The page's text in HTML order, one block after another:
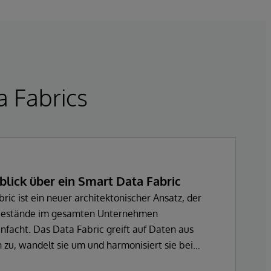
Fabrics
über ein Smart Data Fabric
ist ein neuer architektonischer Ansatz, der
im gesamten Unternehmen
Das Data Fabric greift auf Daten aus
wandelt sie um und harmonisiert sie bei